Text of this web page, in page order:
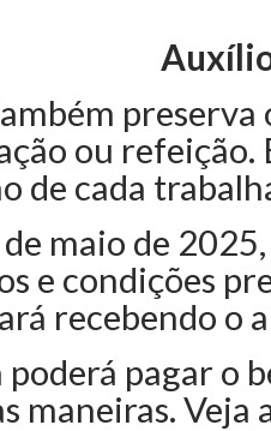
ou refeição.
de cada
maio de
e condições
recebendo o
poderá pagar o
maneiras. Veja